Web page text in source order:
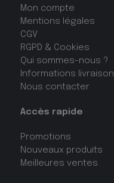
Mon compte
Mentions légales
CGV
RGPD & Cookies
Qui sommes-nous ?
Informations livraison
Nous contacter
Accès rapide
Promotions
Nouveaux produits
Meilleures ventes